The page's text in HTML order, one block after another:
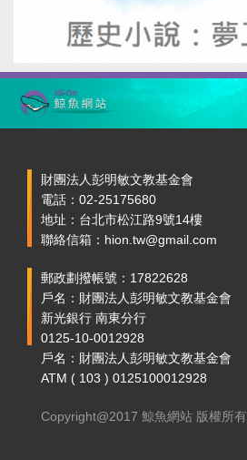
財團法人彭明敏文教基金會
電話：02-25175680
地址：台北市松江路9號14樓
聯絡信箱：hion.tw@gmail.com
郵政劃撥帳號：17822628
戶名：財團法人彭明敏文教基金會
新光銀行 南東分行
0125-10-0012928
戶名：財團法人彭明敏文教基金會
ATM ( 103 ) 0125100012928
Copyright@2017 鯨魚網站 版權所有